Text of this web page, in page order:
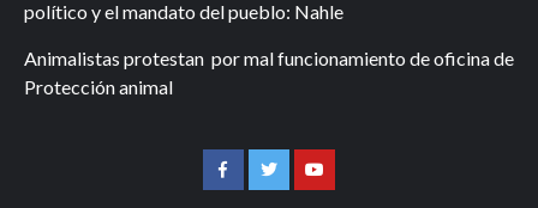
político y el mandato del pueblo: Nahle
Animalistas protestan por mal funcionamiento de oficina de
Protección animal
FacebookTwitterYoutube